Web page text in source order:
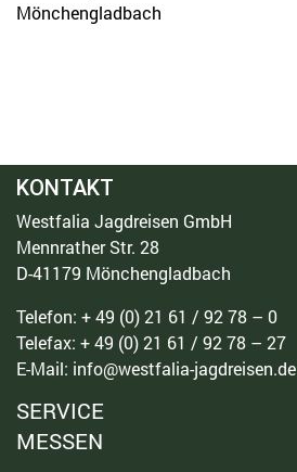
Mönchengladbach
KONTAKT
Westfalia Jagdreisen GmbH
Mennrather Str. 28
D-41179 Mönchengladbach
Telefon: + 49 (0) 21 61 / 92 78 – 0
Telefax: + 49 (0) 21 61 / 92 78 – 27
E-Mail: info@westfalia-jagdreisen.de
SERVICE
MESSEN